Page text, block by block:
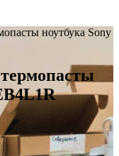
ноутбука Sony